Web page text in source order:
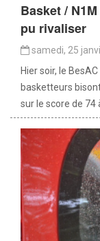
Basket /
pu rivaliser
samedi, 25
Hier soir, le
basketteurs
sur le score de 74 à